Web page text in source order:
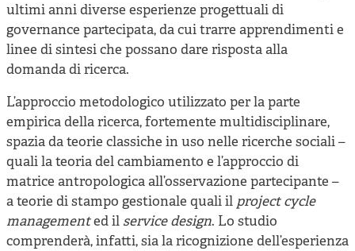
ultimi anni diverse esperienze progettuali di
governance partecipata, da cui trarre apprendimenti e
linee di sintesi che possano dare risposta alla
domanda di ricerca.
L’approccio metodologico utilizzato per la parte
empirica della ricerca, fortemente multidisciplinare,
spazia da teorie classiche in uso nelle ricerche sociali –
quali la teoria del cambiamento e l’approccio di
matrice antropologica all’osservazione partecipante –
a teorie di stampo gestionale quali il project cycle
managemented il service design. Lo studio
comprenderà, infatti, sia la ricognizione dell’esperienza